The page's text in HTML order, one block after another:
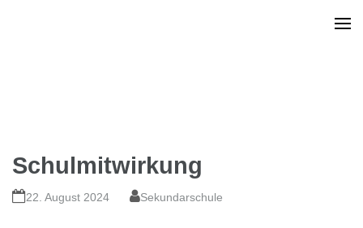
Schulmitwirkung
22. August 2024 Sekundarschule